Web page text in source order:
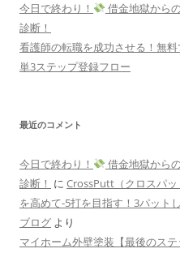
今日で終わり！
借金地獄から
診断！
看護師の転職を成功させる！無
単3ステップ登録フロー
最近のコメント
今日で終わり！
借金地獄から
診断！ に CrossPutt（クロスパッ
を高めて-5打を目指す！3パット
ブログ より
マイホーム外壁塗装【最後のス